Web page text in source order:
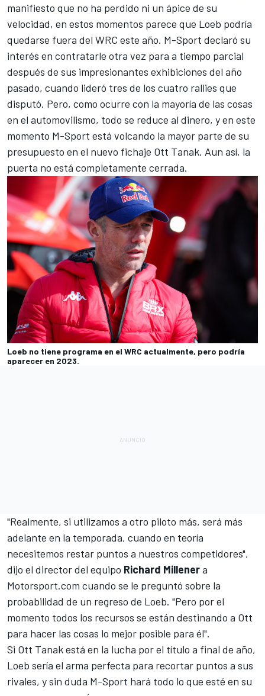
manifiesto que no ha perdido ni un ápice de su
velocidad, en estos momentos parece que Loeb podría
quedarse fuera del WRC este año. M-Sport declaró su
interés en contratarle otra vez para a tiempo parcial
después de sus impresionantes exhibiciones del año
pasado, cuando lideró tres de los cuatro rallies que
disputó. Pero, como ocurre con la mayoría de las cosas
en el automovilismo, todo se reduce al dinero, y en este
momento M-Sport está volcando la mayor parte de su
presupuesto en el nuevo fichaje Ott Tanak. Aun así, la
puerta no está completamente cerrada.
Loeb no tiene programa en el WRC actualmente, pero podría
aparecer en 2023.
"Realmente, si utilizamos a otro piloto más, será más
adelante en la temporada, cuando en teoría
necesitemos restar puntos a nuestros competidores",
dijo el director del equipo Richard Millenera
Motorsport.com cuando se le preguntó sobre la
probabilidad de un regreso de Loeb. "Pero por el
momento todos los recursos se están destinando a Ott
para hacer las cosas lo mejor posible para él".
Si Ott Tanakestá en la lucha por el título a final de año,
Loeb sería el arma perfecta para recortar puntos a sus
rivales, y sin duda M-Sport hará todo lo que esté en su